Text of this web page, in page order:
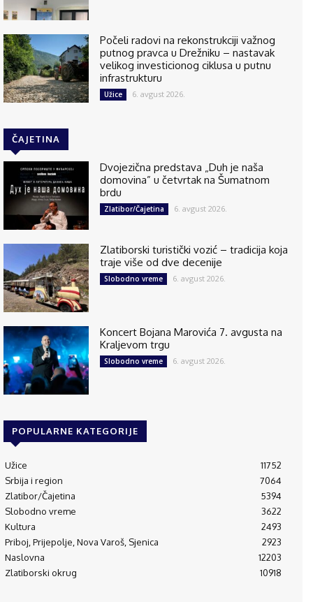
Počeli radovi na rekonstrukciji važnog
putnog pravca u Drežniku – nastavak
velikog investicionog ciklusa u putnu
infrastrukturu
Užice 6. avgust 2026.
ČAJETINA
Dvojezična predstava „Duh je naša
domovina” u četvrtak na Šumatnom
brdu
Zlatibor/Čajetina 6. avgust 2026.
Zlatiborski turistički vozić – tradicija koja
traje više od dve decenije
Slobodno vreme 6. avgust 2026.
Koncert Bojana Marovića 7. avgusta na
Kraljevom trgu
Slobodno vreme 6. avgust 2026.
POPULARNE KATEGORIJE
Užice
11752
Srbija i region
7064
Zlatibor/Čajetina
5394
Slobodno vreme
3622
Kultura
2493
Priboj, Prijepolje, Nova Varoš, Sjenica
2923
Naslovna
12203
Zlatiborski okrug
10918